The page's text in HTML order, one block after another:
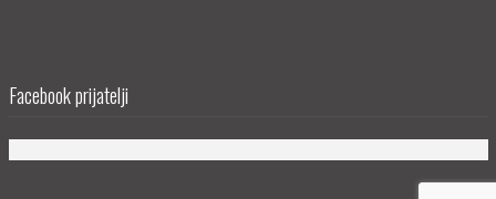
Facebook prijatelji